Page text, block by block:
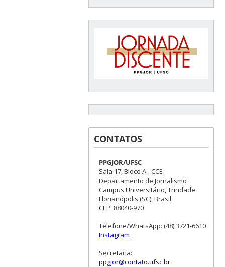
CONTATOS
PPGJOR/UFSC
Sala 17, Bloco A - CCE
Departamento de Jornalismo
Campus Universitário, Trindade
Florianópolis (SC), Brasil
CEP: 88040-970
Telefone/WhatsApp: (48) 3721-6610
Instagram
Secretaria:
ppgjor@contato.ufsc.br